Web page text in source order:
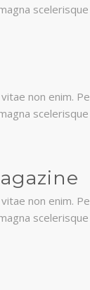
non enim.
non enim.